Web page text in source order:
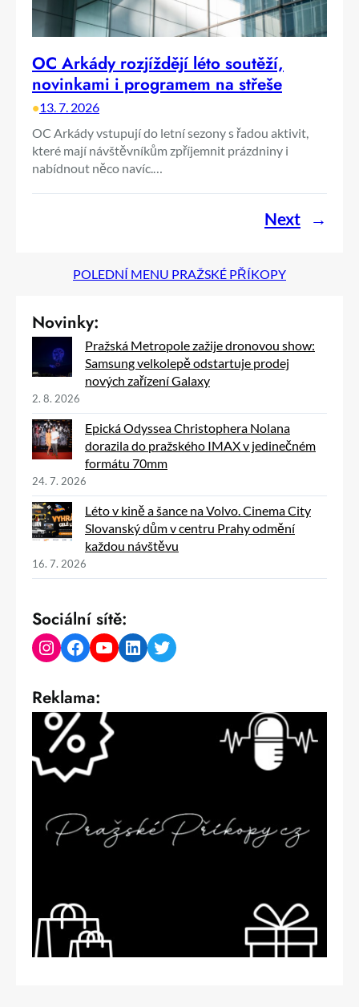
OC Arkády rozjíždějí léto soutěží,
novinkami i programem na střeše
•13. 7. 2026
OC Arkády vstupují do letní sezony s řadou aktivit,
které mají návštěvníkům zpříjemnit prázdniny i
nabídnout něco navíc.…
Next →
POLEDNÍ MENU PRAŽSKÉ PŘÍKOPY
Novinky:
Pražská Metropole zažije dronovou show:
Samsung velkolepě odstartuje prodej
nových zařízení Galaxy
2. 8. 2026
Epická Odyssea Christophera Nolana
dorazila do pražského IMAX v jedinečném
formátu 70mm
24. 7. 2026
Léto v kině a šance na Volvo. Cinema City
Slovanský dům v centru Prahy odmění
každou návštěvu
16. 7. 2026
Sociální sítě:
Instagram Facebook YouTube LinkedIn Twitter
Reklama: